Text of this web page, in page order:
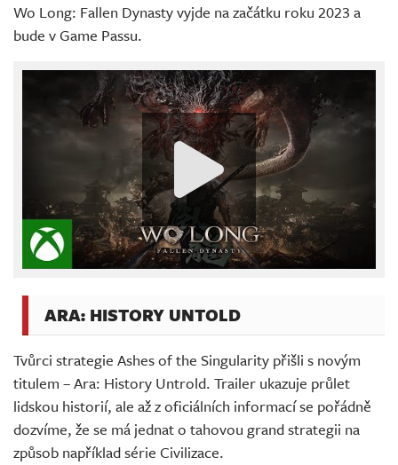
Wo Long: Fallen Dynasty vyjde na začátku roku 2023 a
bude v Game Passu.
ARA: HISTORY UNTOLD
Tvůrci strategie Ashes of the Singularity přišli s novým
titulem – Ara: History Untrold. Trailer ukazuje průlet
lidskou historií, ale až z oficiálních informací se pořádně
dozvíme, že se má jednat o tahovou grand strategii na
způsob například série Civilizace.